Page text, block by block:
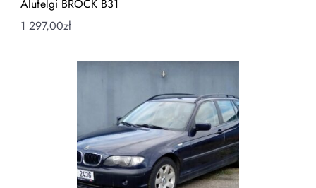
Alufelgi BROCK B31
1 297,00zł